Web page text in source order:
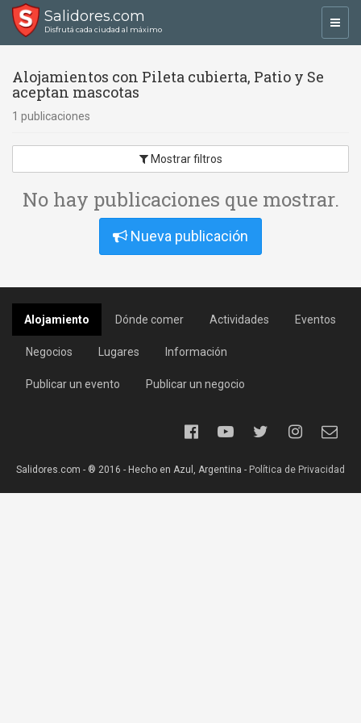
Salidores.com
Disfrutá cada ciudad al máximo
Alojamientos con Pileta cubierta, Patio y Se
aceptan mascotas
1 publicaciones
Mostrar filtros
No hay publicaciones que mostrar.
Nueva publicación
Alojamiento Dónde comer Actividades Eventos
Negocios Lugares Información
Publicar un evento Publicar un negocio
Salidores.com - ® 2016 - Hecho en Azul, Argentina - Política de Privacidad